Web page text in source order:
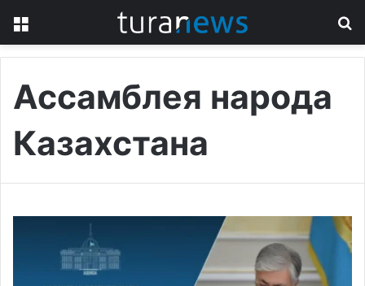
Ассамблея народа
Казахстана